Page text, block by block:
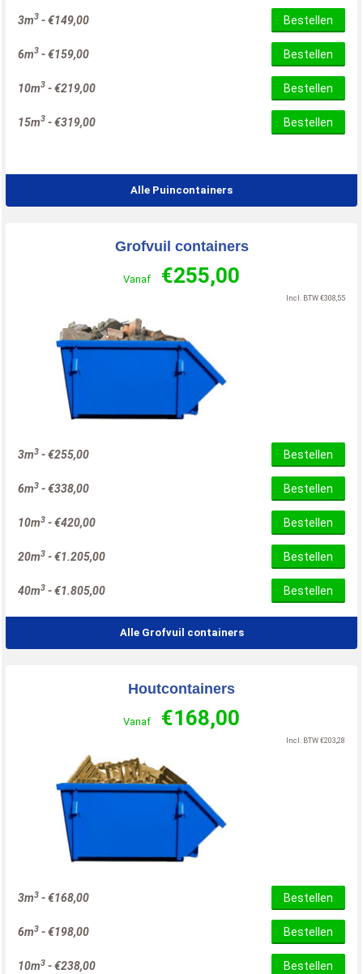
3m3 -€149,00 Bestellen
6m3 -€159,00 Bestellen
10m3 -€219,00 Bestellen
15m3 -€319,00 Bestellen
Alle Puincontainers
Grofvuil containers
Vanaf €255,00
Incl. BTW €308,55
3m3 -€255,00 Bestellen
6m3 -€338,00 Bestellen
10m3 -€420,00 Bestellen
20m3 -€1.205,00 Bestellen
40m3 -€1.805,00 Bestellen
Alle Grofvuil containers
Houtcontainers
Vanaf €168,00
Incl. BTW €203,28
3m3 -€168,00 Bestellen
6m3 -€198,00 Bestellen
10m3 -€238,00 Bestellen